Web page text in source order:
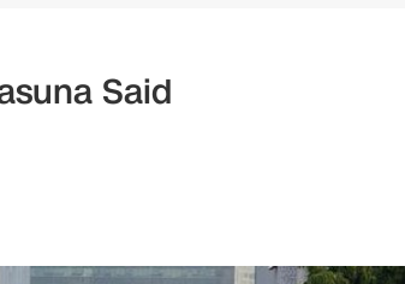
Said